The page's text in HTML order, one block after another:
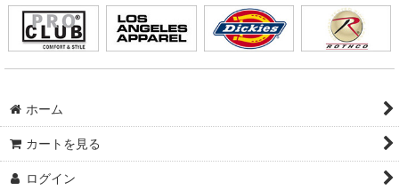
ホーム
カートを見る
ログイン